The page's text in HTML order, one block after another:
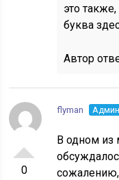
это
буква
Автор
0
flyman
В одном из